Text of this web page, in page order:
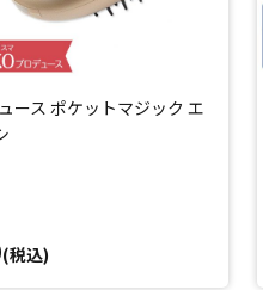
ース ポケットマジック エ
(税込)